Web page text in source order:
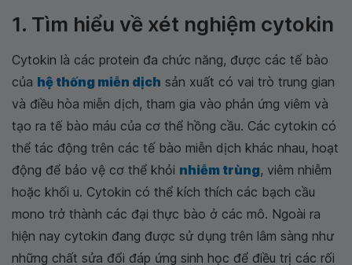
1. Tìm hiểu về xét nghiệm cytokin
Cytokin là các protein đa chức năng, được các tế bào
của hệ thống miễn dịch sản xuất có vai trò trung gian
và điều hòa miễn dịch, tham gia vào phản ứng viêm và
tạo ra tế bào máu của cơ thể hồng cầu. Các cytokin có
thể tác động trên các tế bào miễn dịch khác nhau, hoạt
động để bảo vệ cơ thể khỏi nhiễm trùng, viêm nhiễm
hoặc khối u. Cytokin có thể kích thích các bạch cầu
mono trở thành các đại thực bào ở các mô. Ngoài ra
hiện nay cytokin đang được sử dụng trên lâm sàng như
những chất sửa đổi đáp ứng sinh học để điều trị các rối